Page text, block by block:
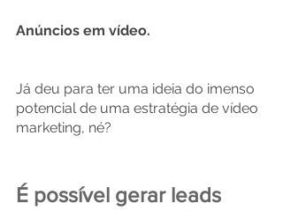
Anúncios em vídeo.
Já deu para ter uma ideia do imenso
potencial de uma estratégia de vídeo
marketing, né?
É possível gerar leads